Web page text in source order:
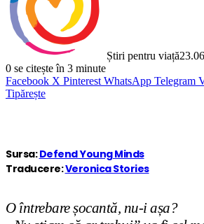
Știri pentru viață
0 se citește în 3 minute
Facebook X Pinterest WhatsApp Telegram
Tipărește
Sursa:Defend Young Minds
Traducere:Veronica Stories
O întrebare șocantă, nu-i așa?